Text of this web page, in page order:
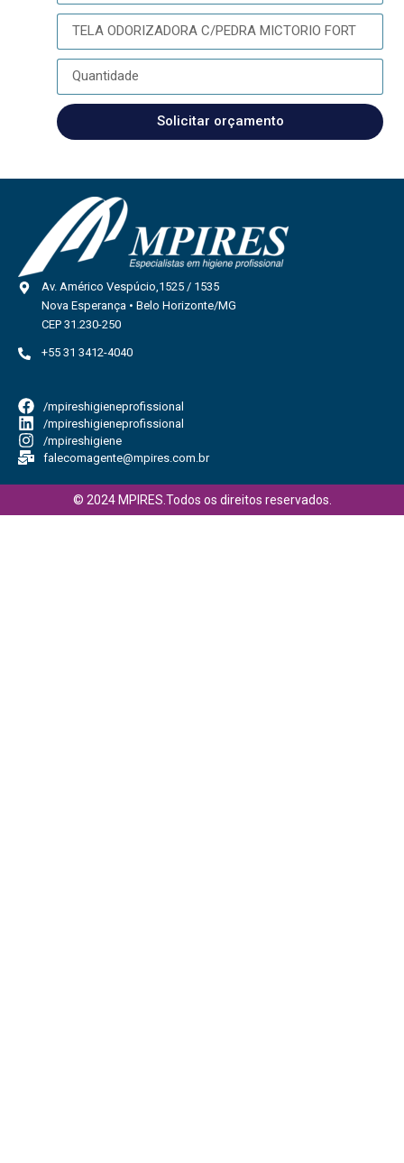
Solicitar orçamento
Av. Américo Vespúcio,1525 / 1535
Nova Esperança • Belo Horizonte/MG
CEP 31.230-250
+55 31 3412-4040
/mpireshigieneprofissional
/mpireshigieneprofissional
/mpireshigiene
falecomagente@mpires.com.br
© 2024 MPIRES.Todos os direitos reservados.